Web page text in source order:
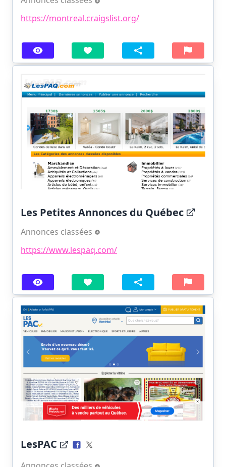
https://montreal.craigslist.org/
Les Petites Annonces du Québec
Annonces classées
https://www.lespaq.com/
LesPAC